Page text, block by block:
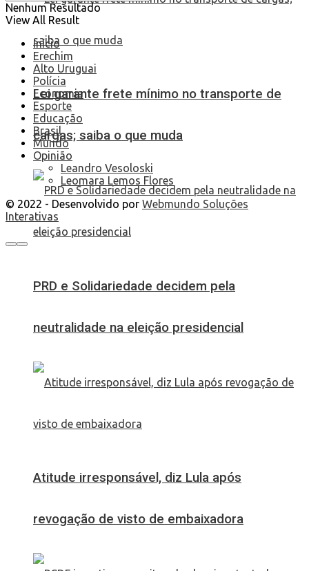
Lei garante frete mínimo no transporte de
cargas; saiba o que muda
PRD e Solidariedade decidem pela
neutralidade na eleição presidencial
Atitude irresponsável, diz Lula após
revogação de visto de embaixadora
Nenhum Resultado
View All Result
Início
Erechim
Alto Uruguai
Polícia
Economia
Esporte
Educação
Brasil
Mundo
Opinião
Leandro Vesoloski
Leomara Lemos Flores
© 2022 - Desenvolvido por Webmundo Soluções
Interativas